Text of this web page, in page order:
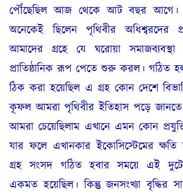
পৌঁছেছিল আজ থেকে আট বছর আগে।
অনেকেই ছিলেন পৃথিবীর অধিশ্বরদের
আমাদের গ্রহে যে ঘরোয়া
প্রাতিষ্ঠানিক রূপ পেতে শুরু করল। গঠিত
ঠিক করা হয়েছিল এ গ্রহ কোন দেশে
কূফল আমরা পৃথিবীর ইতিহাস পড়ে
আমরা চেয়েছিলাম এখানে এমন কোন
যার ফলে এখানকার ইকোসিস্টেমের ক্ষতি
গ্রহ সংসদ গঠিত হবার সময়ে এই
একমত হয়েছিল। কিন্তু জনসংখ্যা বৃদ্ধির